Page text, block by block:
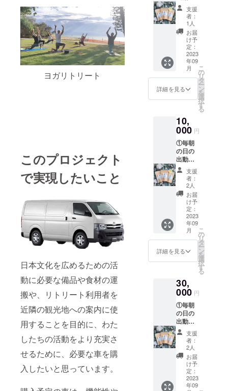
ヨガリトリート
このプロジェクト
で実現したいこと
日本文化を広めるための活
動に必要な備品や食材の運
搬や、リトリート利用者を
近隣の観光地への案内に使
用することを目的に、わた
したちの活動をより充実さ
せるために、必要な車を購
入したいと思っています。
SALT サ
イズ:2g
原産国:
サン
シャイ
ンコー
スト
オース
トラリ
ア 原材
料:100
際にお
届けす
るリ
ターン
とパッ
ケージ
等のデ
ザイン
が異な
る場合
があり
ますの
で、あ
らかじ
めご了
さい。
をメー
ルで送
信 ・本
リター
ンの内
容は個
人の範
囲であ
れば利
用可能
です。
し小袋
サイズ)
を提供
・名
称:Full
Moon
SALT
サイ
ズ:2g
原産国:
サン
シャイ
ンコー
スト
オース
トラリ
ア 原
干し海
塩 ・名
称:Newl
Moon
SALT
サイ
ズ:2g
原産国:
サン
シャイ
ンコー
スト
オース
の視聴
用URL
をメー
ルで提
供 ・動
画の内
容：日
の出の
動画 ・
動画の
提供期
間：期
限なし
時間：5
分ほど
・提供
方法：
視聴用
のURL
をメー
ルで送
信 ・本
リター
ンの内
容は個
人の範
囲であ
れば利
用可能
です。
し小袋
サイズ)
を提供
・名
称:Full
Moon
SALT
サイ
ズ:2g
原産国:
サン
シャイ
ンコー
スト
支援
者：
1人
お届
け予
定：
2023
年09
月
詳細を見る
こ
の
リ
タ
ー
ン
を
選
択
す
る
10,
000 円
①毎朝
の日の
出動画
の視聴
用URL
をメー
ルで提
供 ・動
画の内
容：日
の出の
動画 ・
動画の
提供期
間：期
限なし
時間：5
分ほど
・提供
方法：
視聴用
のURL
をメー
ルで送
信 ・本
リター
ンの内
容は個
人の範
囲であ
支援
者：
2人
お届
け予
定：
2023
年09
月
詳細を見る
こ
の
リ
タ
ー
ン
を
選
択
す
る
30,
000 円
①毎朝
の日の
出動画
の視聴
用URL
をメー
ルで提
供 ・動
画の内
容：日
の出の
支援
者：
2人
お届
け予
定：
2023
年09